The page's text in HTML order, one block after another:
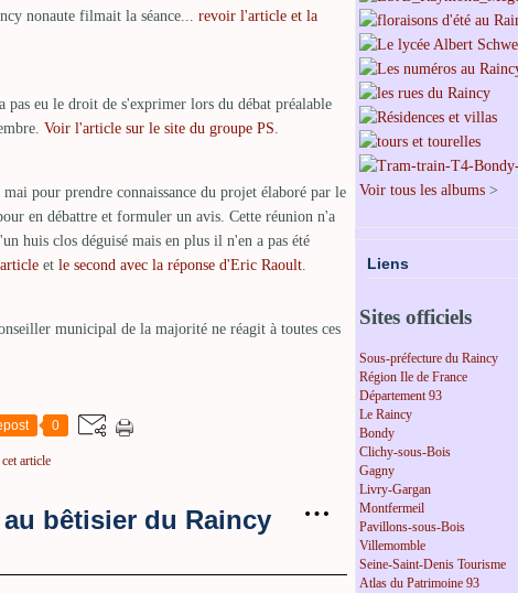
nonaute filmait la séance... revoir l'article et la
eu le droit de s'exprimer lors du débat préalable
Voir l'article sur le site du groupe PS.
pour prendre connaissance du projet élaboré par le
en débattre et formuler un avis. Cette réunion n'a
huis clos déguisé mais en plus il n'en a pas été
et le second avec la réponse d'Eric Raoult.
municipal de la majorité ne réagit à toutes ces
0
article
…
bêtisier du Raincy
Voir tous les albums >
Liens
Sites officiels
Sous-préfecture du Raincy
Région Ile de France
Département 93
Le Raincy
Bondy
Clichy-sous-Bois
Gagny
Livry-Gargan
Montfermeil
Pavillons-sous-Bois
Villemomble
Seine-Saint-Denis Tourisme
Atlas du Patrimoine 93